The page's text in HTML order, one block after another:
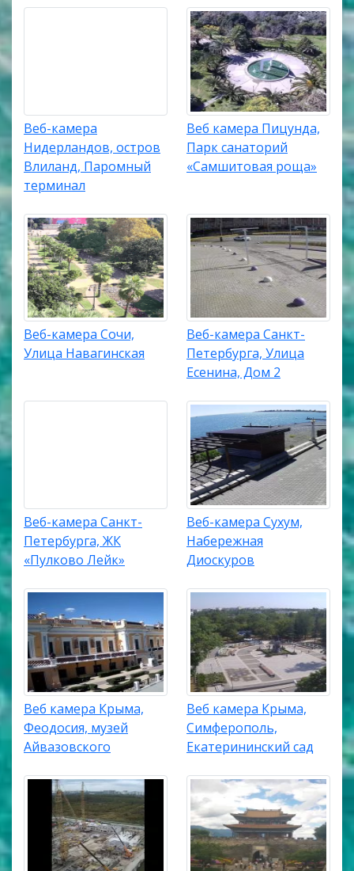
Веб-камера
Нидерландов, остров
Влиланд, Паромный
терминал
Веб камера Пицунда,
Парк санаторий
«Самшитовая роща»
Веб-камера Сочи,
Улица Навагинская
Веб-камера Санкт-
Петербурга, Улица
Есенина, Дом 2
Веб-камера Санкт-
Петербурга, ЖК
«Пулково Лейк»
Веб-камера Сухум,
Набережная
Диоскуров
Веб камера Крыма,
Феодосия, музей
Айвазовского
Веб камера Крыма,
Симферополь,
Екатерининский сад